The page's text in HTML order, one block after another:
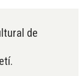
de